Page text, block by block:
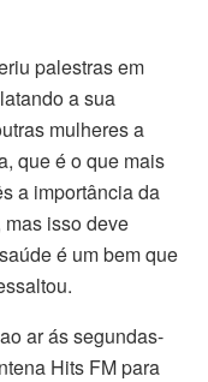
palestras em
a sua
mulheres a
que é o que mais
a importância da
isso deve
é um bem que
ar ás segundas-
Hits FM para